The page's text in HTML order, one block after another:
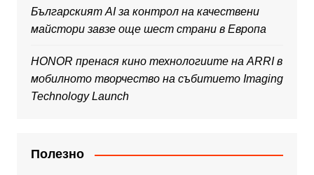
Българският AI за контрол на качествени
майстори завзе още шест страни в Европа
HONOR пренася кино технологиите на ARRI в
мобилното творчество на събитието Imaging
Technology Launch
Полезно